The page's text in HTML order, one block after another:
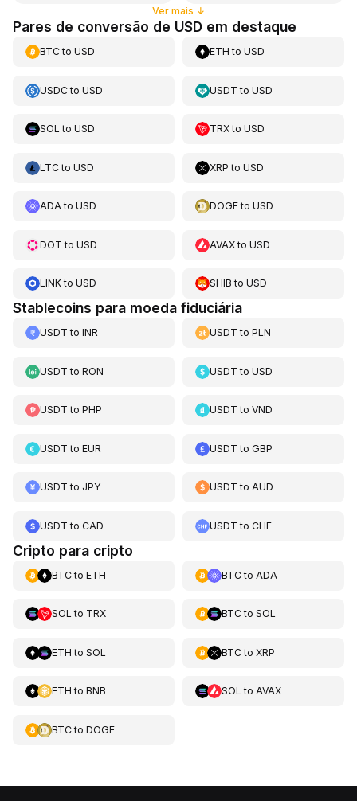
Ver mais ↓
Pares de conversão de USD em destaque
BTCto USD ETH toUSD
USDCto USD USDT toUSD
SOL to USD TRXtoUSD
LTCto USD XRP toUSD
ADAto USD DOGEtoUSD
DOT to USD AVAXtoUSD
LINKto USD SHIB toUSD
Stablecoins para moeda fiduciária
USDT to INR USDT toPLN
USDT to RON USDT toUSD
USDT to PHP USDT toVND
USDT to EUR USDT toGBP
USDT to JPY USDT toAUD
USDT to CAD USDT toCHF
Cripto para cripto
BTCto ETH BTCto ADA
SOL to TRX BTCto SOL
ETH to SOL BTCto XRP
ETH to BNB SOL to AVAX
BTCto DOGE